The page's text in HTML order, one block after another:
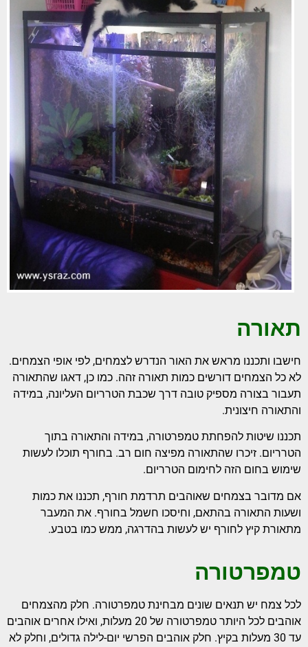
תאורה
חישבו ותכננו מראש את האור הנדרש לצמחים, לפי אופי הצמחים.
לא כל הצמחים דורשים כמות תאורה זהה. כמו כן, דאגו שהתאורה
תעבור בצורה מספיק טובה דרך שכבת הטרריום העליונה, במידה
והתאורה חיצונית.
תכננו שיטות להפחתת טמפרטורה, במידה והתאורה בתוך
הטרריום. זיכרו שהתאורה מפיצה חום רב. בחורף תוכלו לעשות
שימוש בחום הזה לחימום הטרריום.
אם מדובר בצמחים שאוהבים תרדמת חורף, תכננו את כמות
ושעות התאורה בהתאם, וחיסכו חשמל בחורף. את המעבר
מתאורת קיץ לחורף יש לעשות בהדרגה, ממש כמו בטבע.
טמפרטורה
לכל צמח יש תנאים שונים מבחינת טמפרטורה. חלק מהצמחים
אוהבים לכל היותר טמפרטורה של 20 מעלות, ואילו אחרים אוהבים
עד 30 מעלות בקיץ. חלק אוהבים הפרשי יום-לילה גדולים, וחלק לא